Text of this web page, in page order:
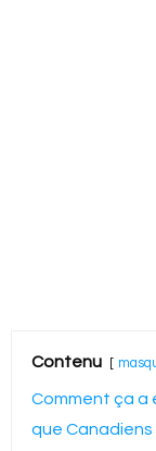
Contenu
Comment ça a
que